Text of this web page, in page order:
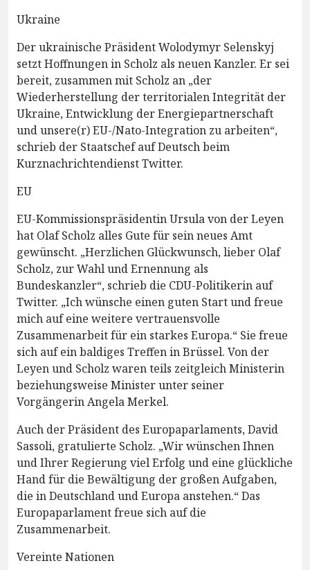
Ukraine
Der ukrainische Präsident Wolodymyr Selenskyj
setzt Hoffnungen in Scholz als neuen Kanzler. Er sei
bereit, zusammen mit Scholz an „der
Wiederherstellung der territorialen Integrität der
Ukraine, Entwicklung der Energiepartnerschaft
und unsere(r) EU-/Nato-Integration zu arbeiten“,
schrieb der Staatschef auf Deutsch beim
Kurznachrichtendienst Twitter.
EU
EU-Kommissionspräsidentin Ursula von der Leyen
hat Olaf Scholz alles Gute für sein neues Amt
gewünscht. „Herzlichen Glückwunsch, lieber Olaf
Scholz, zur Wahl und Ernennung als
Bundeskanzler“, schrieb die CDU-Politikerin auf
Twitter. „Ich wünsche einen guten Start und freue
mich auf eine weitere vertrauensvolle
Zusammenarbeit für ein starkes Europa.“ Sie freue
sich auf ein baldiges Treffen in Brüssel. Von der
Leyen und Scholz waren teils zeitgleich Ministerin
beziehungsweise Minister unter seiner
Vorgängerin Angela Merkel.
Auch der Präsident des Europaparlaments, David
Sassoli, gratulierte Scholz. „Wir wünschen Ihnen
und Ihrer Regierung viel Erfolg und eine glückliche
Hand für die Bewältigung der großen Aufgaben,
die in Deutschland und Europa anstehen.“ Das
Europaparlament freue sich auf die
Zusammenarbeit.
Vereinte Nationen